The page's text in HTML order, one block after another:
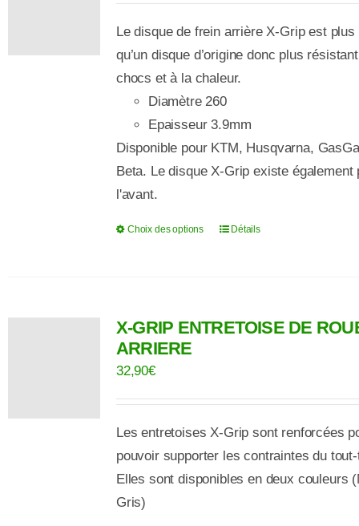
Le disque de frein arrière X-Grip est plus
qu’un disque d’origine donc plus
chocs et à la chaleur.
Diamètre 260
Epaisseur 3.9mm
Disponible pour KTM, Husqvarna,
Beta. Le disque X-Grip existe également
l'avant.
Choix des options
Ce
variations.
peuvent
choisies
sur
la
Détails
X-GRIP ENTRETOISE DE
ARRIERE
32,90€
Les entretoises X-Grip sont renforcées
pouvoir supporter les contraintes du
Elles sontdisponibles en deux couleurs
Gris)